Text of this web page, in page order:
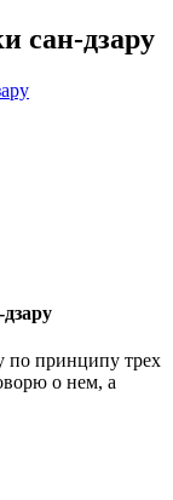
сан-дзару
по принципу трех
о нем, а